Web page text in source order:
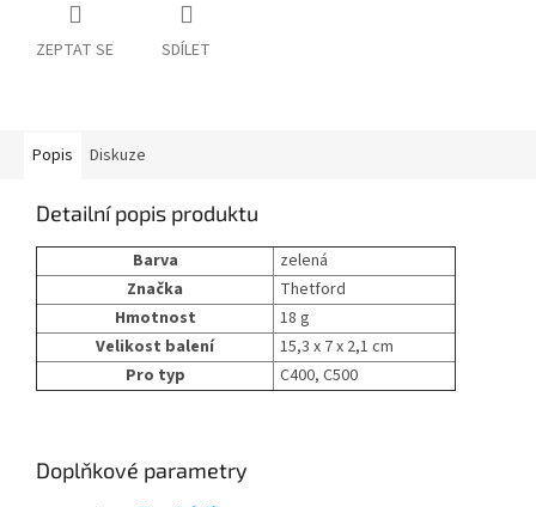
ZEPTAT SE SDÍLET
Popis Diskuze
Detailní popis produktu
Barva
zelená
Značka
Thetford
Hmotnost
18 g
Velikost balení
15,3 x 7 x 2,1 cm
Pro typ
C400, C500
Doplňkové parametry